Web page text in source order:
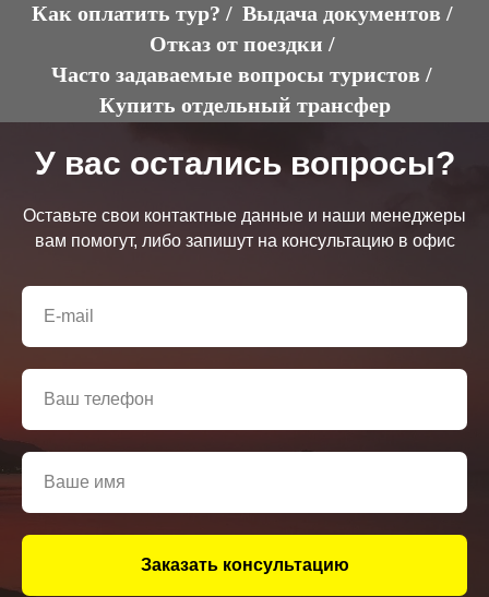
Как оплатить тур? / Выдача документов /
Отказ от поездки /
Часто задаваемые вопросы туристов /
Купить отдельный трансфер
У вас остались вопросы?
Оставьте свои контактные данные и наши менеджеры
вам помогут, либо запишут на консультацию в офис
Заказать консультацию